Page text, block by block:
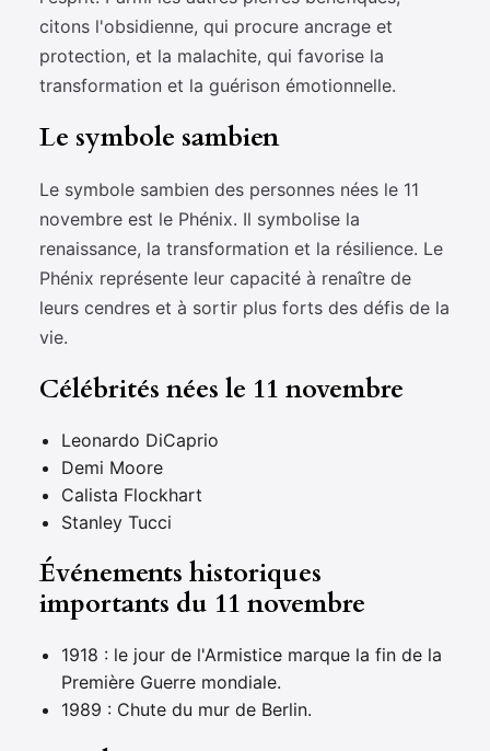
citons l'obsidienne, qui procure ancrage et
protection, et la malachite, qui favorise la
transformation et la guérison émotionnelle.
Le symbole sambien
Le symbole sambien des personnes nées le 11
novembre est le Phénix. Il symbolise la
renaissance, la transformation et la résilience. Le
Phénix représente leur capacité à renaître de
leurs cendres et à sortir plus forts des défis de la
vie.
Célébrités nées le 11 novembre
Leonardo DiCaprio
Demi Moore
Calista Flockhart
Stanley Tucci
Événements historiques
importants du 11 novembre
1918 : le jour de l'Armistice marque la fin de la
Première Guerre mondiale.
1989 : Chute du mur de Berlin.